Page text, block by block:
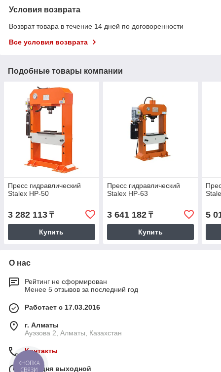
Условия возврата
Возврат товара в течение 14 дней по договоренности
Все условия возврата
Подобные товары компании
Пресс гидравлический
Stalex HP-50
3 282 113 ₸
Купить
Пресс гидравлический
Stalex HP-63
3 641 182₸
Купить
5
О нас
Рейтинг не сформирован
Менее 5 отзывов за последний год
Работает с 17.03.2016
г. Алматы
Ауэзова 2, Алматы, Казахстан
Контакты
Сегодня выходной
КНОПКА
СВЯЗИ